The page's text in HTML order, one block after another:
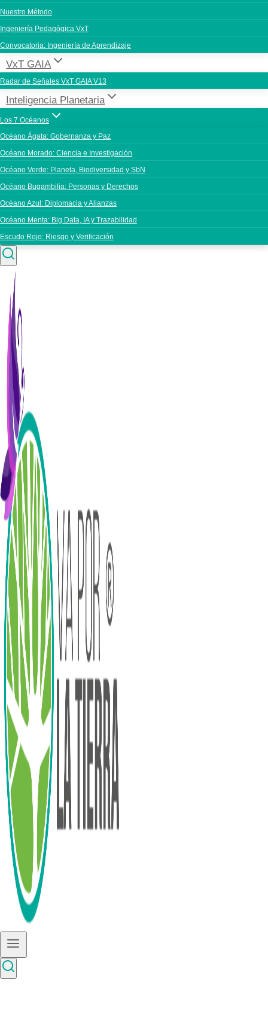
Nuestro Método
Ingeniería Pedagógica VxT
Convocatoria: Ingeniería de Aprendizaje
VxT GAIA
Radar de Señales VxT GAIA V13
Inteligencia Planetaria
Los 7 Océanos
Océano Ágata: Gobernanza y Paz
Océano Morado: Ciencia e Investigación
Océano Verde: Planeta, Biodiversidad y SbN
Océano Bugambilia: Personas y Derechos
Océano Azul: Diplomacia y Alianzas
Océano Menta: Big Data, IA y Trazabilidad
Escudo Rojo: Riesgo y Verificación